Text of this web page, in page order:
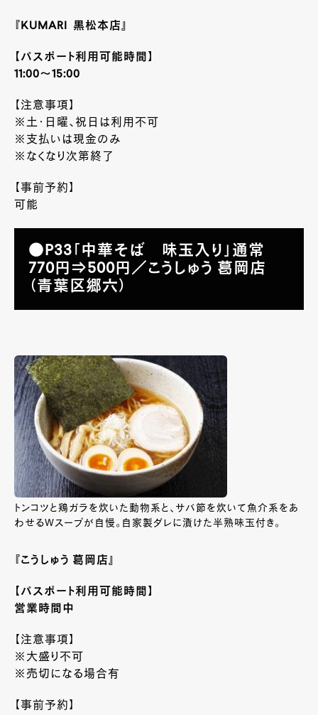
『KUMARI 黒松本店』
【パスポート利用可能時間】
11:00～15:00
【注意事項】
※土・日曜、祝日は利用不可
※支払いは現金のみ
※なくなり次第終了
【事前予約】
可能
●P33「中華そば 味玉入り」通常
770円⇒500円／こうしゅう 葛岡店
（青葉区郷六）
トンコツと鶏ガラを炊いた動物系と、サバ節を炊いて魚介系をあ
わせるＷスープが自慢。自家製ダレに漬けた半熟味玉付き。
『こうしゅう 葛岡店』
【パスポート利用可能時間】
営業時間中
【注意事項】
※大盛り不可
※売切になる場合有
【事前予約】